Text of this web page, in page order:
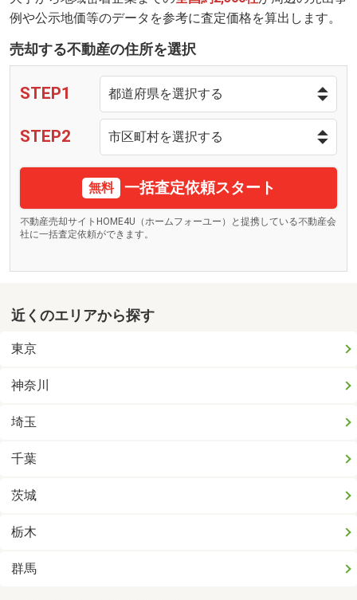
例や公示地価等のデータを参考に査定価格を算出します。
売却する不動産の住所を選択
STEP1
STEP2
無料 一括査定依頼スタート
不動産売却サイトHOME4U（ホームフォーユー）と提携している不動産会
社に一括査定依頼ができます。
近くのエリアから探す
東京
神奈川
埼玉
千葉
茨城
栃木
群馬